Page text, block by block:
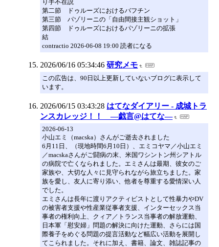
り手不在説
第二節 ドゥルーズにおけるバフチン
第三節 パゾリーニの「自由間接主観ショット」
第四節 ドゥルーズにおけるパゾリーニの拡張
結
contractio 2026-06-08 19:00 読者になる
2026/06/16 05:34:46 研究メモ
この広告は、90日以上更新していないブログに表示して
います。
2026/06/15 03:43:28 はてなダイアリー - 成城トラ
ンスカレッジ！！ ―戯言@はてな―
2026-06-13
小山エミ（macska）さんがご逝去されました
6月11日、（現地時間6月10日）、エミコヤマ／小山エミ
／macskaさんがご闘病の末、米国ワシントン州シアトル
の病院で亡くなられました。エミさんは最期、彼女のご
家族や、大切な人々に見守られながら旅立ちました。家
族を愛し、友人に寄り添い、他者を尊重する愛情深い人
でした。
エミさんは長年に渡りアクティビストとして性暴力やDV
の被害者支援や性産業従事者支援、インターセックス当
事者の権利向上、クィア／トランス当事者の解放運動、
日本軍「慰安婦」問題の解決に向けた運動、さらには国
際養子をめぐる問題の提言活動など幅広い活動を展開し
てこられました。それに加え、書籍、論文、雑誌記事の